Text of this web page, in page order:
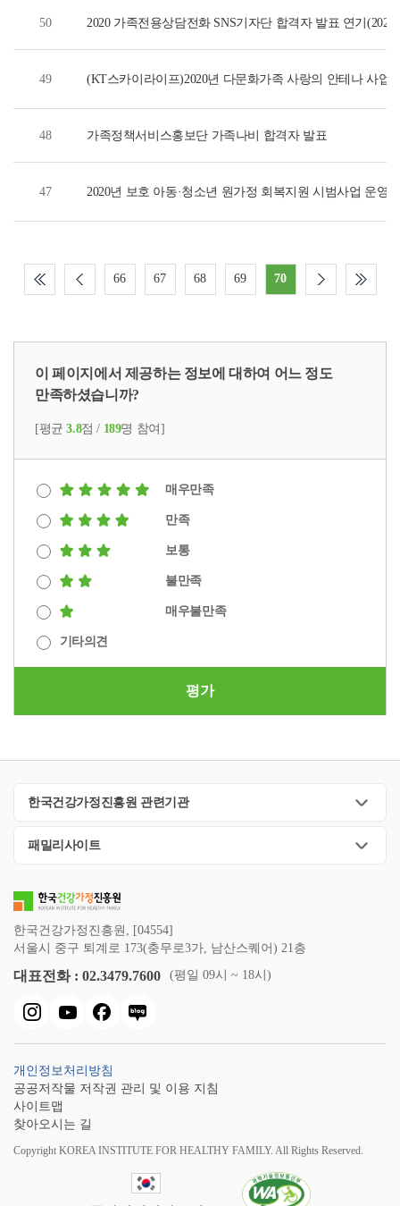
50 2020 가족전용상담전화 SNS기자단 합격자 발표 연기
49 (KT스카이라이프)2020년 다문화가족 사랑의 안테나 사업
48 가족정책서비스홍보단 가족나비 합격자 발표
47 2020년 보호 아동·청소년 원가정 회복지원 시범사업 운영
66 67 68 69 70
이 페이지에서 제공하는 정보에 대하여 어느 정도
만족하셨습니까?
[평균3.8점 / 189명 참여]
매우만족
만족
보통
불만족
매우불만족
기타의견
평가
한국건강가정진흥원 관련기관
패밀리사이트
한국건강가정진흥원, [04554]
서울시 중구 퇴계로 173(충무로3가, 남산스퀘어) 21층
대표전화 : 02.3479.7600 (평일 09시 ~ 18시)
개인정보처리방침
공공저작물 저작권 관리 및 이용 지침
사이트맵
찾아오시는 길
Copyright KOREA INSTITUTE FOR HEALTHY FAMILY. All Rights Reserved.